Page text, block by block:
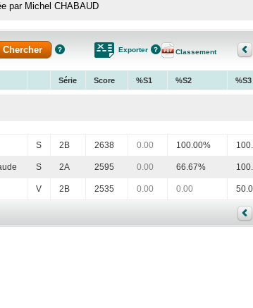
par Michel CHABAUD
Exporter Classement
Série Score %S1 %S2 %S3
S 2B 2638 0.00 100.00%
S 2A 2595 0.00 66.67%
V 2B 2535 0.00 0.00